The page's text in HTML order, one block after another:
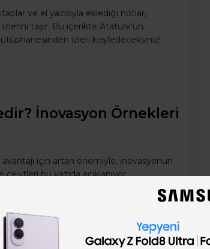
ve el yazısıyla eklediği notlar,
taşır. Bu içerikte Atatürk'ün
izleri keşfedeceksiniz!
İnovasyon Örnekleri
için artan önemiyle, inovasyonun
bu yazıda açıklanıyor.
için ipuçları burada!